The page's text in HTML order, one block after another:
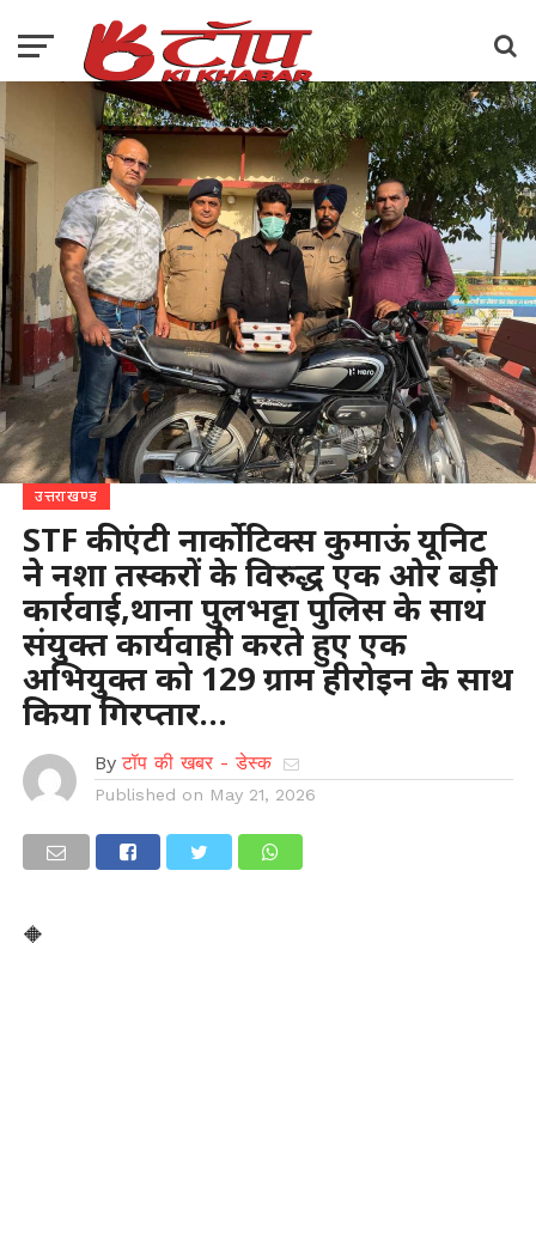
उत्तराखण्ड
STF की एंटी नार्कोटिक्स कुमाऊं यूनिट
ने नशा तस्करों के विरुद्ध एक ओर बड़ी
कार्रवाई,थाना पुलभट्टा पुलिस के साथ
संयुक्त कार्यवाही करते हुए एक
अभियुक्त को 129 ग्राम हीरोइन के साथ
किया गिरप्तार…
By टॉप की खबर - डेस्क
Published on May 21, 2026
🔶